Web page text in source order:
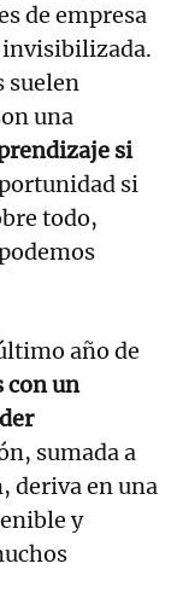
de empresa
invisibilizada.
suelen
una
si
si
todo,
año de
con un
sumada a
deriva en una
y